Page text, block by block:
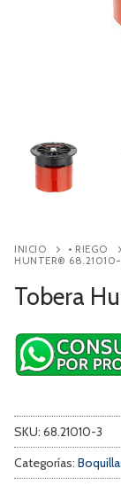
INICIO • RIEGO
HUNTER®
Tobera
SKU: 68.21010-3
Categorías: